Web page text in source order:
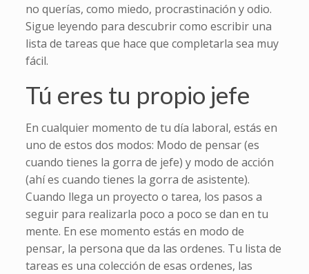
no querías, como miedo, procrastinación y odio.
Sigue leyendo para descubrir como escribir una
lista de tareas que hace que completarla sea muy
fácil.
Tú eres tu propio jefe
En cualquier momento de tu día laboral, estás en
uno de estos dos modos: Modo de pensar (es
cuando tienes la gorra de jefe) y modo de acción
(ahí es cuando tienes la gorra de asistente).
Cuando llega un proyecto o tarea, los pasos a
seguir para realizarla poco a poco se dan en tu
mente. En ese momento estás en modo de
pensar, la persona que da las ordenes. Tu lista de
tareas es una colección de esas ordenes, las